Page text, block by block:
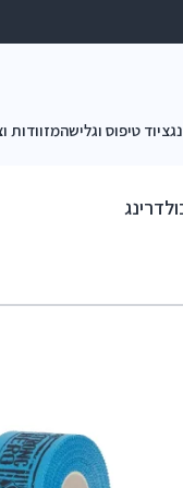
ציוד טיפוס וגלישהמזוודות